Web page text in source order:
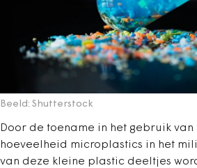
Beeld: Shutterstock
Door de toename in het gebruik
hoeveelheid microplastics in het
van deze kleine plastic deeltjes